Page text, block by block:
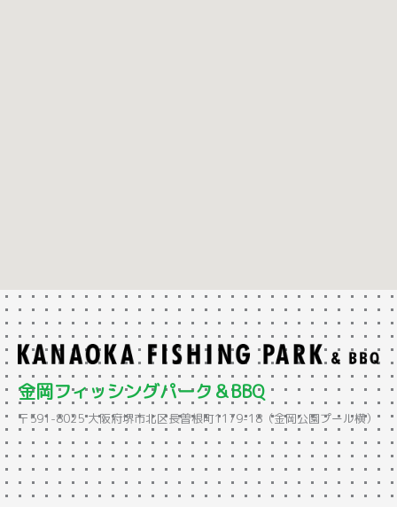
金岡フィッシングパーク＆BBQ
〒591-8025 大阪府堺市北区長曽根町1179-18（金岡公園プール横）